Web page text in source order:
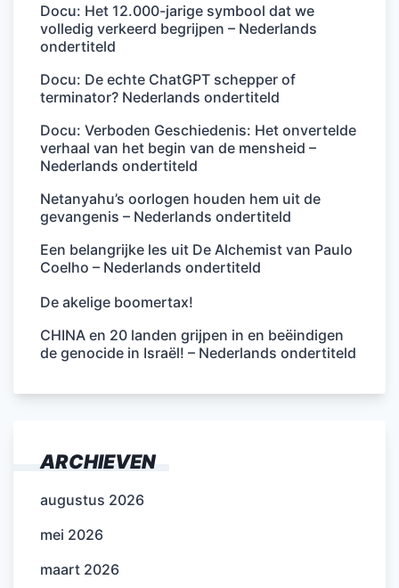
Docu: Het 12.000-jarige symbool dat we
volledig verkeerd begrijpen – Nederlands
ondertiteld
Docu: De echte ChatGPT schepper of
terminator? Nederlands ondertiteld
Docu: Verboden Geschiedenis: Het onvertelde
verhaal van het begin van de mensheid –
Nederlands ondertiteld
Netanyahu’s oorlogen houden hem uit de
gevangenis – Nederlands ondertiteld
Een belangrijke les uit De Alchemist van Paulo
Coelho – Nederlands ondertiteld
De akelige boomertax!
CHINA en 20 landen grijpen in en beëindigen
de genocide in Israël! – Nederlands ondertiteld
ARCHIEVEN
augustus 2026
mei 2026
maart 2026